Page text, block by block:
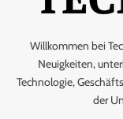
Willkommen bei
Neuigkeiten,
Technologie,
der